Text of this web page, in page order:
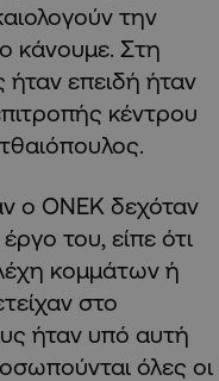
την
κάνουμε. Στη
ήταν επειδή ήταν
κέντρου
ο ΟΝΕΚ δεχόταν
του, είπε ότι
κομμάτων ή
στο
ήταν υπό αυτή
όλες οι